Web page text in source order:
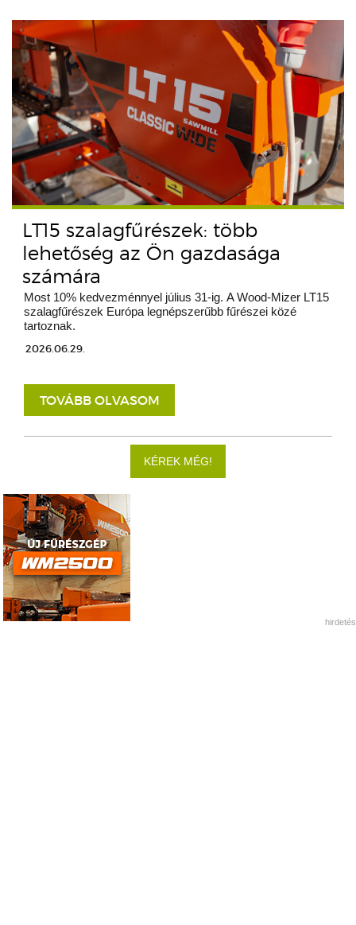
LT15 szalagfűrészek: több
lehetőség az Ön gazdasága
számára
Most 10% kedvezménnyel július 31-ig. A Wood-Mizer LT15
szalagfűrészek Európa legnépszerűbb fűrészei közé
tartoznak.
2026.06.29.
TOVÁBB OLVASOM
KÉREK MÉG!
hirdetés